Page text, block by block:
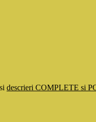
descrieri COMPLETE si